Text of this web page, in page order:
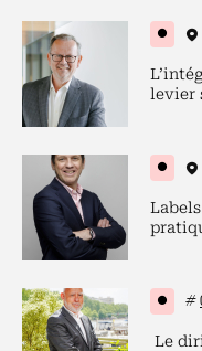
levier
#
Le